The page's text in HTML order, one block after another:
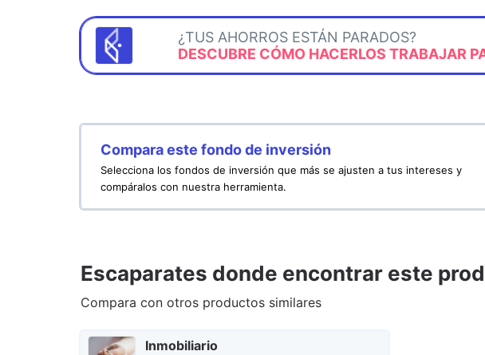
¿TUS AHORROS ESTÁN PARADOS?
DESCUBRE CÓMO HACERLOS TRABAJAR
Compara este fondo de inversión
Selecciona los fondos de inversión que más se ajusten a tus intereses y
compáralos con nuestra herramienta.
Escaparates donde encontrar este
Compara con otros productos similares
Inmobiliario